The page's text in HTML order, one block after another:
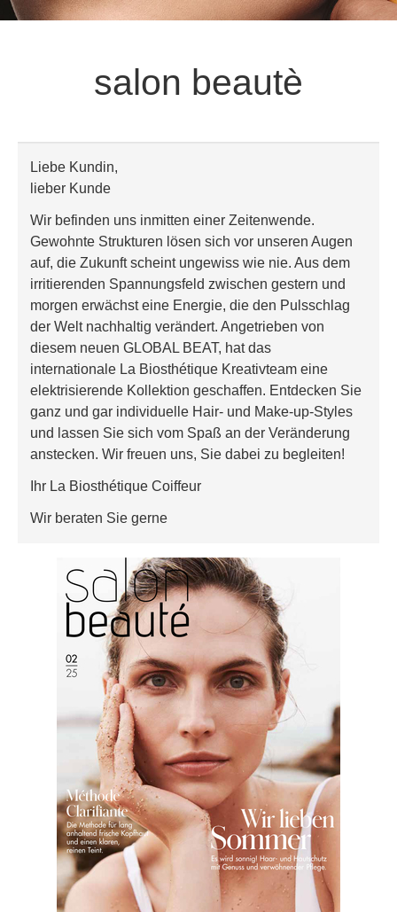
salon beautè
Liebe Kundin,
lieber Kunde
Wir befinden uns inmitten einer Zeitenwende.
Gewohnte Strukturen lösen sich vor unseren Augen
auf, die Zukunft scheint ungewiss wie nie. Aus dem
irritierenden Spannungsfeld zwischen gestern und
morgen erwächst eine Energie, die den Pulsschlag
der Welt nachhaltig verändert. Angetrieben von
diesem neuen GLOBAL BEAT, hat das
internationale La Biosthétique Kreativteam eine
elektrisierende Kollektion geschaffen. Entdecken Sie
ganz und gar individuelle Hair- und Make-up-Styles
und lassen Sie sich vom Spaß an der Veränderung
anstecken. Wir freuen uns, Sie dabei zu begleiten!
Ihr La Biosthétique Coiffeur
Wir beraten Sie gerne